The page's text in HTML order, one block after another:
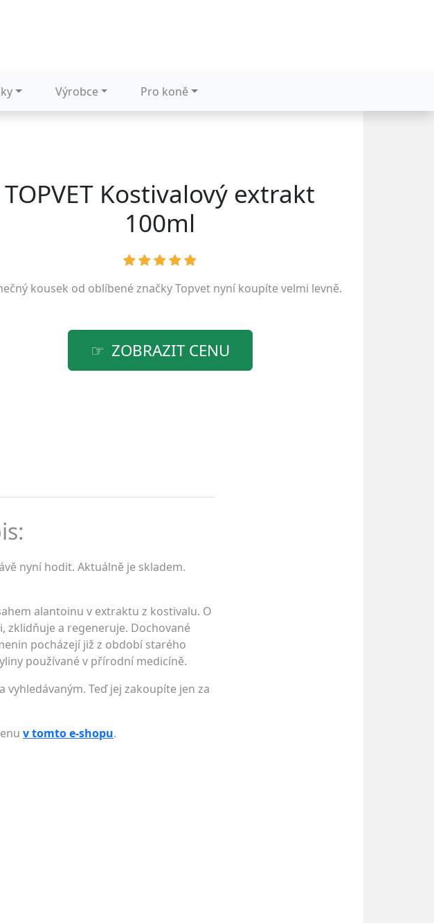
Výrobce Pro koně
TOPVET Kostivalový extrakt
100ml
kousek od oblíbené značkyTopvet nyní koupíte velmi levně.
ZOBRAZIT CENU
nyní hodit. Aktuálně je skladem.
alantoinu v extraktu z kostivalu. O
zklidňuje a regeneruje. Dochované
pocházejí již z období starého
používané v přírodní medicíně.
vyhledávaným. Teď jej zakoupíte jen za
v tomto e-shopu.